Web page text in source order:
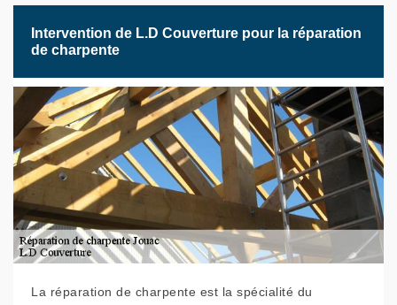
Intervention de L.D Couverture pour la réparation
de charpente
La réparation de charpente est la spécialité du